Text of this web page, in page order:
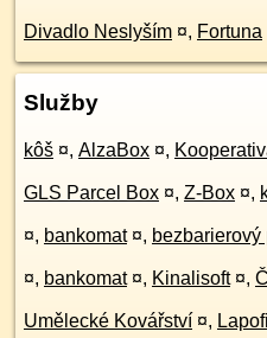
Divadlo Neslyším ¤, Fortuna
Služby
kôš ¤, AlzaBox ¤,
GLS Parcel Box ¤, Z-Box ¤,
¤, bankomat ¤, bezbarierový
¤, bankomat ¤, Kinalisoft ¤,
Umělecké Kovářství ¤,